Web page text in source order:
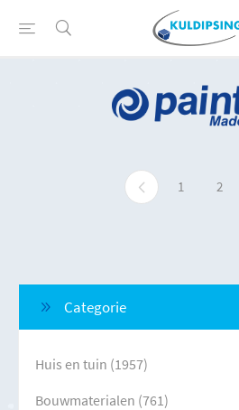
1 2
Categorie
Huis en tuin (1957)
Bouwmaterialen (761)